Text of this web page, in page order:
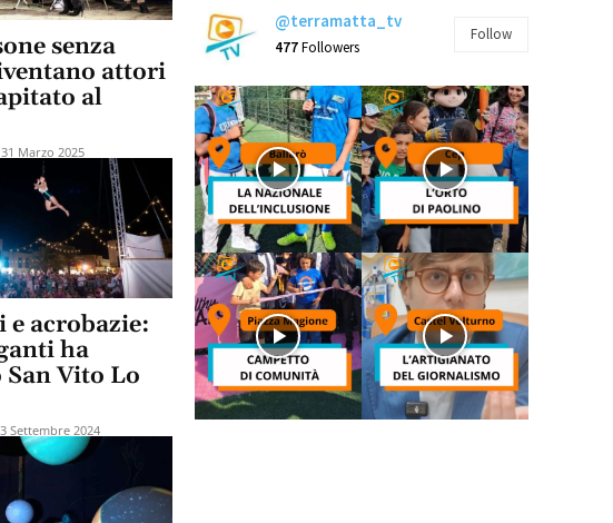
senza
attori
al
31 Marzo 2025
e acrobazie:
ha
Vito Lo
Settembre 2024
@terramatta_tv
477Followers
Follow